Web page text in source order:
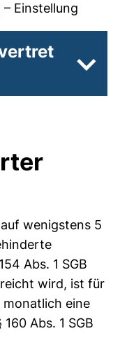
– Einstellung
auf wenigstens 5
Abs. 1 SGB
wird, ist für
eine
Abs. 1 SGB